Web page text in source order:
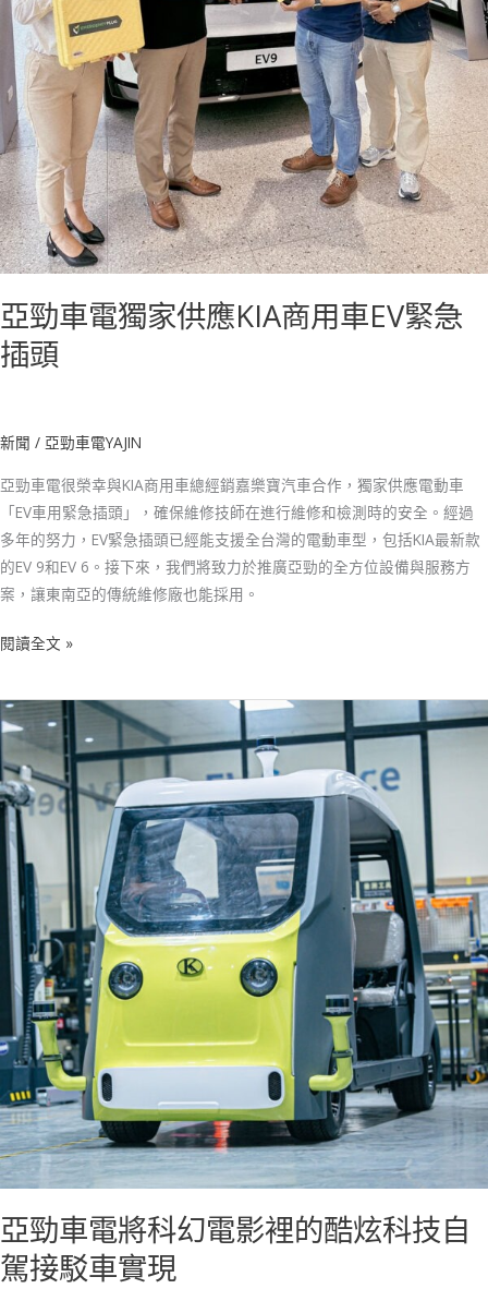
亞勁車電獨家供應KIA商用車EV緊急
插頭
新聞 / 亞勁車電YAJIN
亞勁車電很榮幸與KIA商用車總經銷嘉樂寶汽車合作，獨家供應電動車
「EV車用緊急插頭」，確保維修技師在進行維修和檢測時的安全。經過
多年的努力，EV緊急插頭已經能支援全台灣的電動車型，包括KIA最新款
的EV 9和EV 6。接下來，我們將致力於推廣亞勁的全方位設備與服務方
案，讓東南亞的傳統維修廠也能採用。
KIA
商
車
EV
緊
急
插
頭
閱讀全文 »
亞勁車電將科幻電影裡的酷炫科技自
駕接駁車實現
亞
勁
車
電
將
科
幻
影
炫
科
技
自
駕
接
車
實
現